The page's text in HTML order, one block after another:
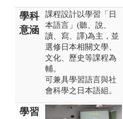
學科
意涵
課程設計以學習「日
本語言」(聽、說、
讀、寫、譯)為主，並
選修日本相關文學、
文化、歷史等課程為
輔。
可兼具學習語言與社
會科學之日本語組。
學習